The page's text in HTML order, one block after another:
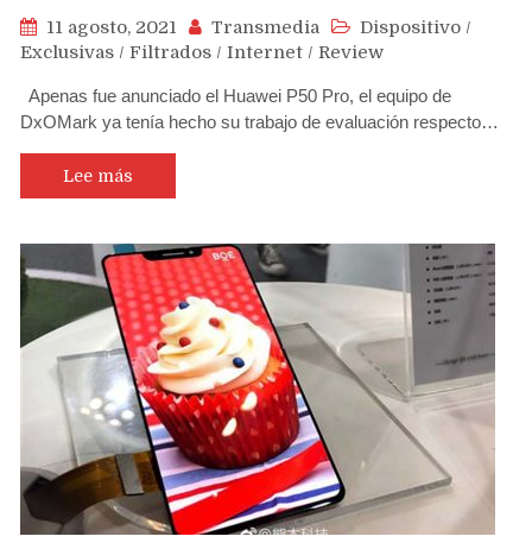
11 agosto, 2021 Transmedia Dispositivo /
Exclusivas / Filtrados / Internet / Review
Apenas fue anunciado el Huawei P50 Pro, el equipo de
DxOMark ya tenía hecho su trabajo de evaluación respecto…
Lee más